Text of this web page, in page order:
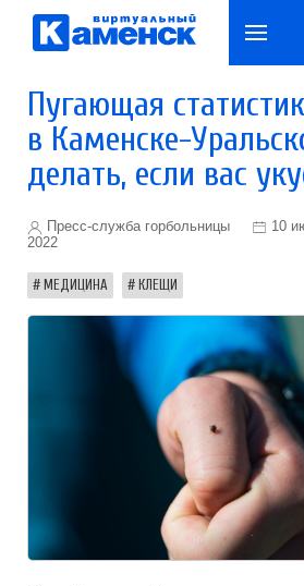
Пугающая
в Каменске-
делать, если вас
Пресс-служба горбольницы
10
2022
МЕДИЦИНА КЛЕЩИ